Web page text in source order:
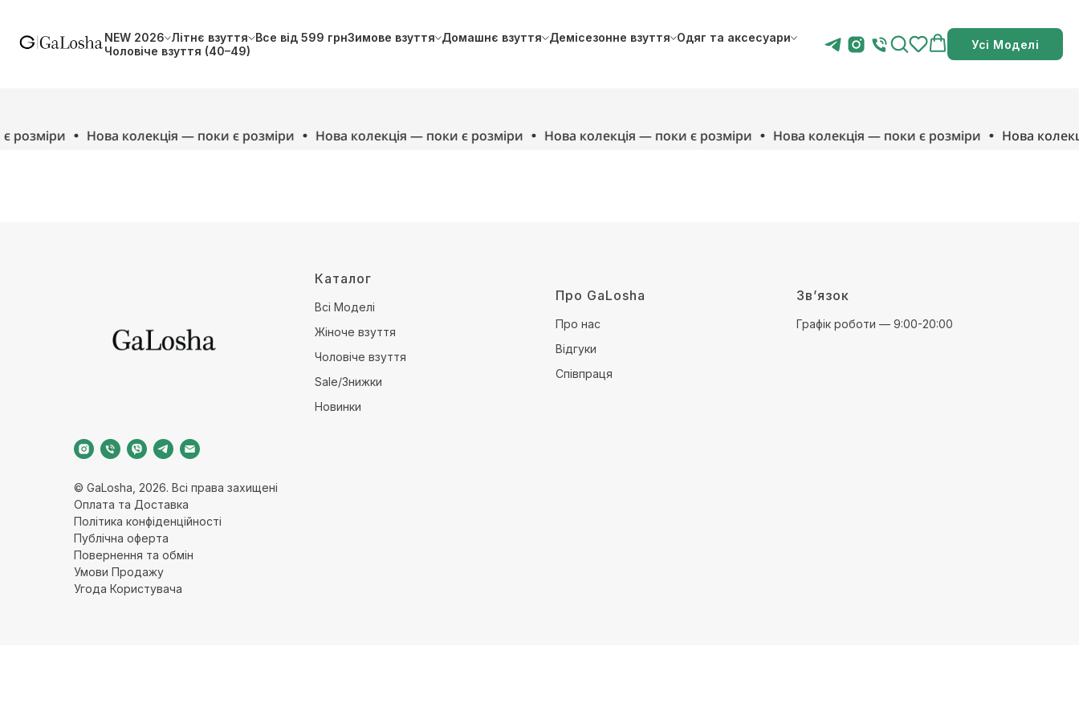
NEW 2026 Літнє взуття Все від 599 грнЗимове взуття Домашнє взуття Демісезонне взуття Одяг та аксесуари
Чоловіче взуття (40–49)
Усі Моделі
розміри Нова колекція — поки є розміри Нова колекція — поки є розміри Нова колекція — поки є розміри Нова колекція — поки є розміри Нова
© GaLosha, 2026. Всі права захищені
Оплата та Доставка
Політика конфіденційності
Публічна оферта
Повернення та обмін
Умови Продажу
Угода Користувача
Каталог
Всі Моделі
Жіноче взуття
Чоловіче взуття
Sale/Знижки
Новинки
Про GaLosha
Про нас
Відгуки
Співпраця
Зв’язок
Графік роботи — 9:00-20:00